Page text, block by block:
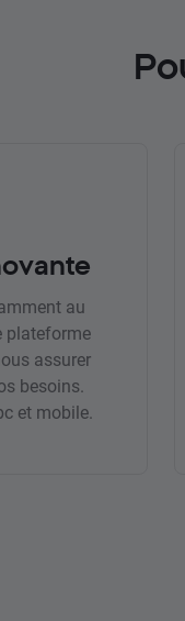
au
plateforme
assurer
besoins.
et mobile.